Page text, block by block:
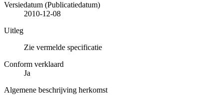
Versiedatum (Publicatiedatum)
2010-12-08
Uitleg
Zie vermelde specificatie
Conform verklaard
Ja
Algemene beschrijving herkomst